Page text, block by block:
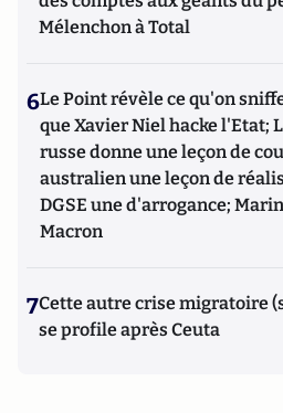
Mélenchon à Total
6Le Point révèle ce qu'on
que Xavier Niel hacke l'Etat;
russe donne une leçon de
australien une leçon de
DGSE une d'arrogance;
Macron
7Cette autre crise migratoire
se profile après Ceuta